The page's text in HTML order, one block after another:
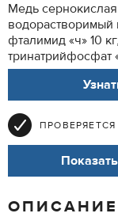
Медь
фталимид «ч» 10
тринатрийфосфат
ОПИСАНИЕ